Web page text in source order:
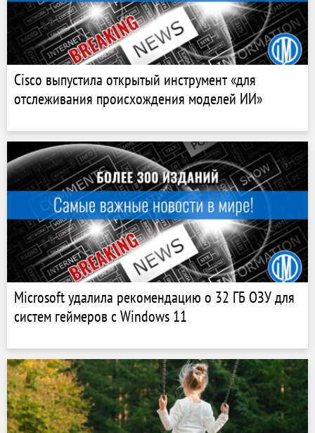
Cisco выпустила открытый инструмент «для
отслеживания происхождения моделей ИИ»
Microsoft удалила рекомендацию о 32 ГБ ОЗУ для
систем геймеров с Windows 11